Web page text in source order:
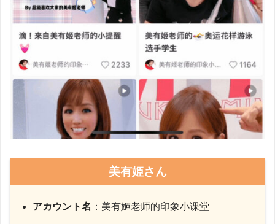
美有姫さん
アカウント名 ：美有姬老师的印象小课堂